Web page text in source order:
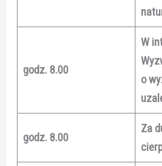
godz. 8.00
W
o
godz. 8.00
Za